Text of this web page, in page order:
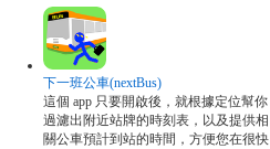
下一班公車(nextBus)
這個 app 只要開啟後，就根據定位幫你
過濾出附近站牌的時刻表，以及提供相
關公車預計到站的時間，方便您在很快